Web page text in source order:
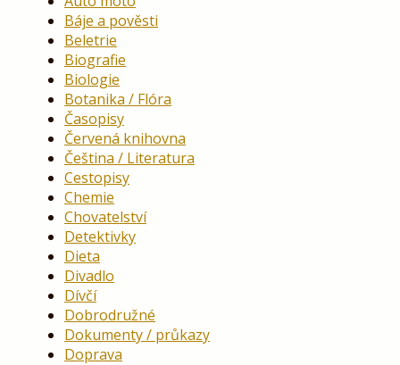
Báje a pověsti
Beletrie
Biografie
Biologie
Botanika / Flóra
Časopisy
Červená knihovna
Čeština / Literatura
Cestopisy
Chemie
Chovatelství
Detektivky
Dieta
Divadlo
Dívčí
Dobrodružné
Dokumenty / průkazy
Doprava